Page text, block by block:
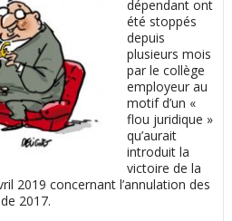
dépendant ont
été stoppés
depuis
plusieurs mois
par le collège
employeur au
motif d’un «
flou juridique »
qu’aurait
introduit la
victoire de la
2019 concernant l’annulation des
2017.